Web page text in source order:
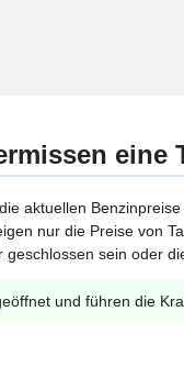
eine
aktuellen
nur die Preise von
sein oder
und führen die